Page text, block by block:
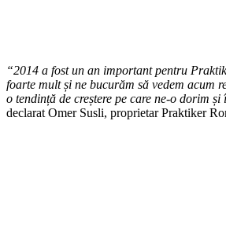
“2014 a fost un an important pentru
foarte mult și ne bucurăm să vedem acum
o tendință de creștere pe care ne-o dorim
declarat Omer Susli, proprietar Praktiker